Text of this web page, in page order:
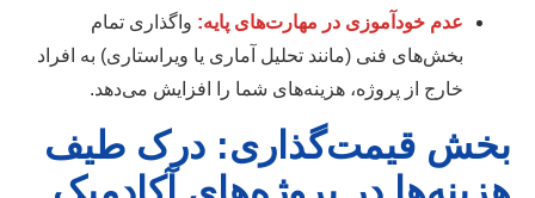
عدم خودآموزی در مهارت‌های پایه: واگذاری تمام
بخش‌های فنی (مانند تحلیل آماری یا ویراستاری) به افراد
خارج از پروژه، هزینه‌های شما را افزایش می‌دهد.
بخش قیمت‌گذاری: درک طیف